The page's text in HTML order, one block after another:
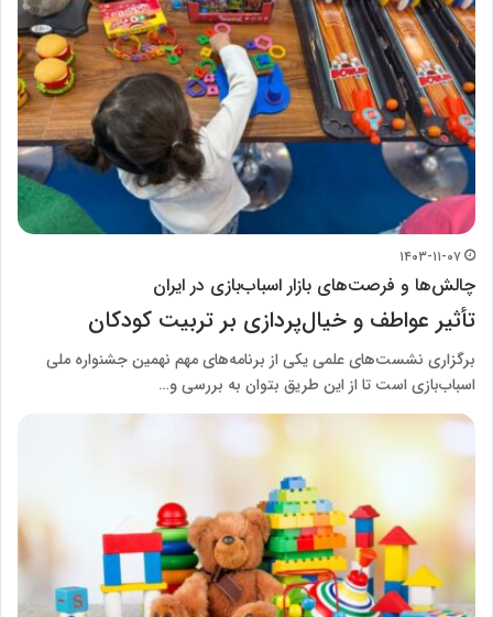
۱۴۰۳-۱۱-۰۷
چالش‌ها و فرصت‌های بازار اسباب‌بازی در ایران
تأثیر عواطف و خیال‌پردازی بر تربیت کودکان
برگزاری نشست‌های علمی یکی از برنامه‌های مهم نهمین جشنواره ملی
اسباب‌بازی است تا از این طریق بتوان به بررسی و…